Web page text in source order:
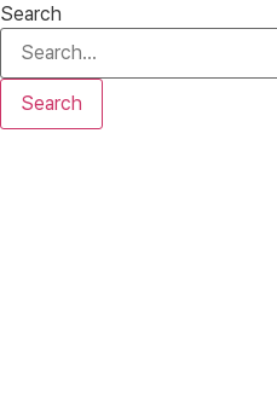
Search
Search